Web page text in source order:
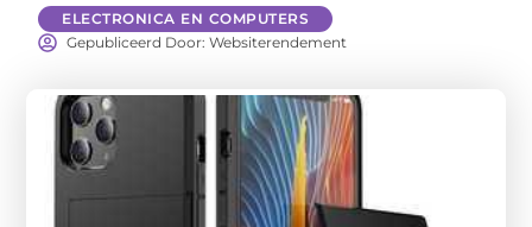
ELECTRONICA EN COMPUTERS
Gepubliceerd Door: Websiterendement